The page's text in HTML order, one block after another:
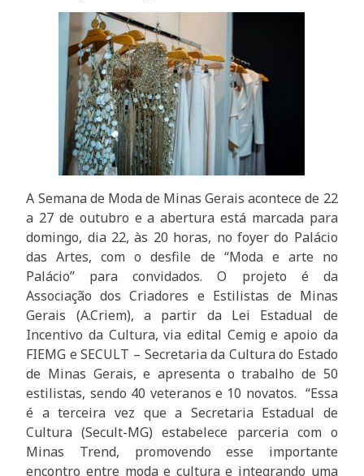
A Semana de Moda de Minas Gerais acontece de 22
a 27 de outubro e a abertura está marcada para
domingo, dia 22, às 20 horas, no foyer do Palácio
das Artes, com o desfile de “Moda e arte no
Palácio” para convidados. O projeto é da
Associação dos Criadores e Estilistas de Minas
Gerais (A.Criem), a partir da Lei Estadual de
Incentivo da Cultura, via edital Cemig e apoio da
FIEMG e SECULT – Secretaria da Cultura do Estado
de Minas Gerais, e apresenta o trabalho de 50
estilistas, sendo 40 veteranos e 10 novatos. “Essa
é a terceira vez que a Secretaria Estadual de
Cultura (Secult-MG) estabelece parceria com o
Minas Trend, promovendo esse importante
encontro entre moda e cultura e integrando uma